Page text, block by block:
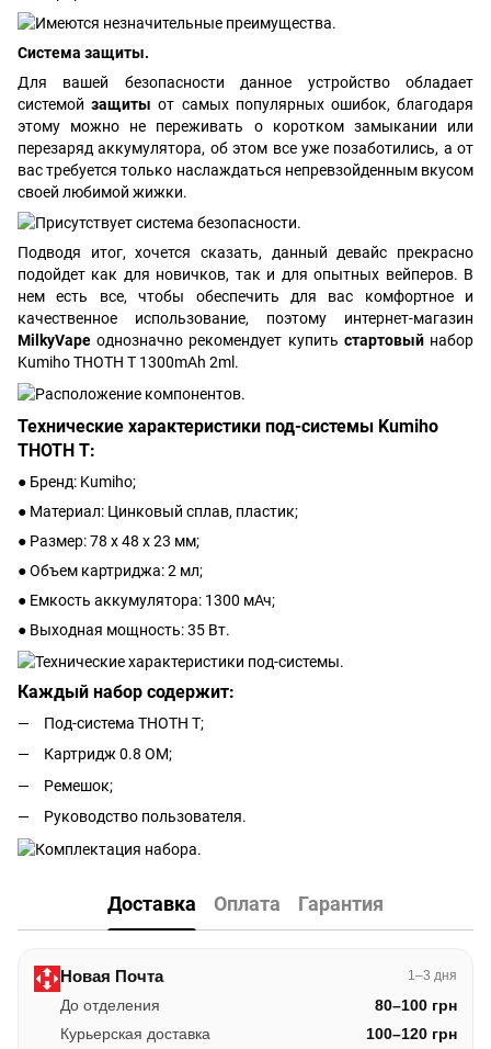
Система защиты.
Для вашей безопасности данное устройство обладает
системойзащитыот самых популярных ошибок, благодаря
этому можно не переживать о коротком замыкании или
перезаряд аккумулятора, об этом все уже позаботились, а от
вас требуется только наслаждаться непревзойденным вкусом
своей любимой жижки.
Подводя итог, хочется сказать, данный девайс прекрасно
подойдет как для новичков, так и для опытных вейперов. В
нем есть все, чтобы обеспечить для вас комфортное и
качественное использование, поэтому интернет-магазин
MilkyVapeоднозначно рекомендует купить стартовыйнабор
Kumiho THOTH T 1300mAh 2ml.
Технические характеристики под-системы Kumiho
THOTH T:
● Бренд: Kumiho;
● Материал: Цинковый сплав, пластик;
● Размер: 78 х 48 х 23 мм;
● Объем картриджа: 2 мл;
● Емкость аккумулятора: 1300 мАч;
● Выходная мощность: 35 Вт.
Каждый набор содержит:
Под-система THOTH T;
Картридж 0.8 ОМ;
Ремешок;
Руководство пользователя.
Доставка Оплата Гарантия
Новая Почта 1–3 дня
До отделения
80–100 грн
Курьерская доставка
100–120 грн